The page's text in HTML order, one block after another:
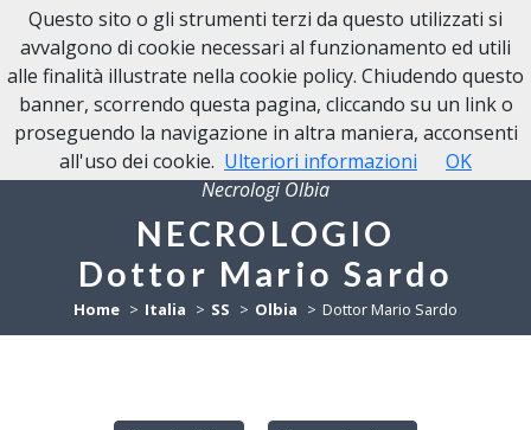
NECROLOGI OLBIA
Necrologi Olbia
NECROLOGIO
Dottor Mario Sardo
Home Italia SS Olbia Dottor Mario Sardo
Questo sito o gli strumenti terzi da questo utilizzati si
avvalgono di cookie necessari al funzionamento ed utili
alle finalità illustrate nella cookie policy. Chiudendo questo
banner, scorrendo questa pagina, cliccando su un link o
proseguendo la navigazione in altra maniera, acconsenti
all'uso dei cookie. Ulteriori informazioni OK